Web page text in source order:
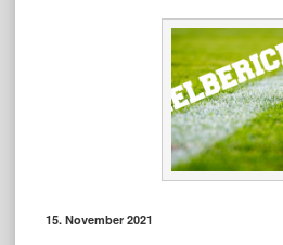
15. November 2021